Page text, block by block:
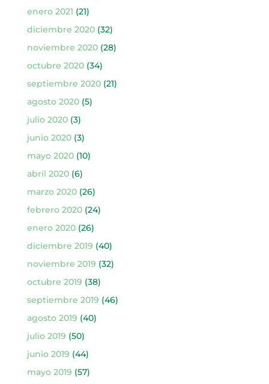
enero 2021 (21)
diciembre 2020(32)
noviembre 2020(28)
octubre 2020(34)
septiembre 2020(21)
agosto 2020(5)
julio 2020(3)
junio 2020(3)
mayo 2020(10)
abril 2020(6)
marzo 2020(26)
febrero 2020(24)
enero 2020(26)
diciembre 2019 (40)
noviembre 2019 (32)
octubre 2019 (38)
septiembre 2019 (46)
agosto 2019 (40)
julio 2019 (50)
junio 2019 (44)
mayo 2019 (57)